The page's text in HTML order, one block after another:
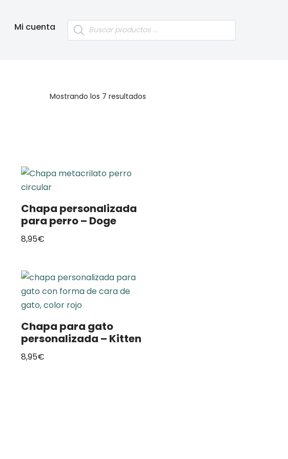
Mi cuenta
Mostrando los 7 resultados
Chapa personalizada
para perro – Doge
8,95€
Chapa para gato
personalizada – Kitten
8,95€